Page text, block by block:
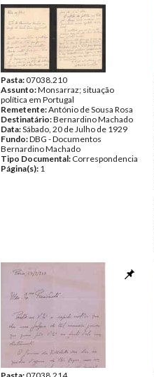
resultou o assassinato de Américo
Olavo; irmãos Eugénio e Francisco
Tavares; Duarte Leite; Melo Barreto;
Sá Cardoso; entrega do governo por
Bernardino Machado a Mendes
Cabeçadas; Gomes da Costa; Vicente
Freitas; Carmona; Pestana Lopes,
tenente coronel da Guarda
Municipal; Pereira Bastos; prisão de
Sousa Rosa durante o dezembrismo
e libertação depois dos
acontecimentos de Monsanto;
decreto de João Soares, ministro das
Colónias, de 15.ABR.1919, relativo a
concessões de ordens honoríficas
pela participação no Corpo
Expedicionário a Moçambique em
Guerra
Remetente:
António de Sousa Rosa
Data: Domingo, 9 de Setembro de
Fundo:DBG - Documentos
Bernardino Machado
Tipo Documental:Correspondencia
Página(s):
Pasta:07038.210
Assunto:Monsarraz; situação
política em Portugal
Remetente:António de Sousa Rosa
Destinatário:Bernardino Machado
Data:Sábado, 20 de Julho de 1929
Fundo:DBG - Documentos
Bernardino Machado
Tipo Documental: Correspondencia
Página(s): 1